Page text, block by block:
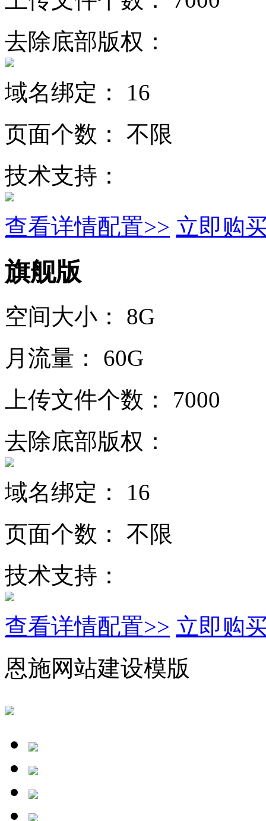
去除底部版权：
域名绑定：
16
页面个数：
不限
技术支持：
查看详情配置>> 立即购
旗舰版
空间大小：
8G
月流量：
60G
上传文件个数：
7000
去除底部版权：
域名绑定：
16
页面个数：
不限
技术支持：
查看详情配置>> 立即购
恩施网站建设模版